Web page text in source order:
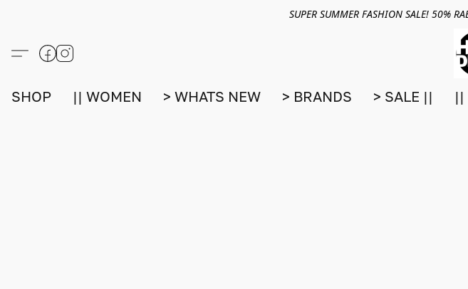
SUPER SUMMER FASHION SALE! 50%
SHOP || WOMEN > WHATS NEW > BRANDS > SALE || ||